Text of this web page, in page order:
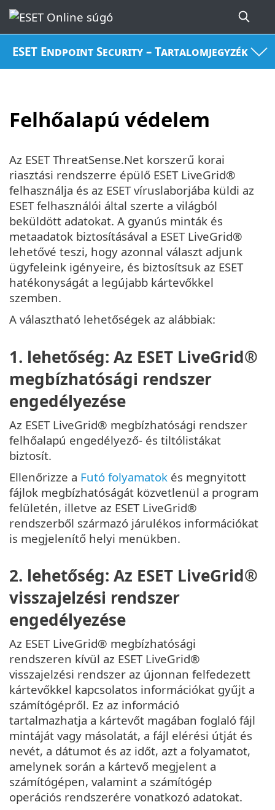
ESET Endpoint Security – Tartalomjegyzék
Felhőalapú védelem
Az ESET ThreatSense.Net korszerű korai
riasztási rendszerre épülő ESET LiveGrid®
felhasználja és az ESET víruslaborjába küldi az
ESET felhasználói által szerte a világból
beküldött adatokat. A gyanús minták és
metaadatok biztosításával a ESET LiveGrid®
lehetővé teszi, hogy azonnal választ adjunk
ügyfeleink igényeire, és biztosítsuk az ESET
hatékonyságát a legújabb kártevőkkel
szemben.
A választható lehetőségek az alábbiak:
1. lehetőség: Az ESET LiveGrid®
megbízhatósági rendszer
engedélyezése
Az ESET LiveGrid® megbízhatósági rendszer
felhőalapú engedélyező- és tiltólistákat
biztosít.
Ellenőrizze a Futó folyamatok és megnyitott
fájlok megbízhatóságát közvetlenül a program
felületén, illetve az ESET LiveGrid®
rendszerből származó járulékos információkat
is megjelenítő helyi menükben.
2. lehetőség: Az ESET LiveGrid®
visszajelzési rendszer
engedélyezése
Az ESET LiveGrid® megbízhatósági
rendszeren kívül az ESET LiveGrid®
visszajelzési rendszer az újonnan felfedezett
kártevőkkel kapcsolatos információkat gyűjt a
számítógépről. Ez az információ
tartalmazhatja a kártevőt magában foglaló fájl
mintáját vagy másolatát, a fájl elérési útját és
nevét, a dátumot és az időt, azt a folyamatot,
amelynek során a kártevő megjelent a
számítógépen, valamint a számítógép
operációs rendszerére vonatkozó adatokat.